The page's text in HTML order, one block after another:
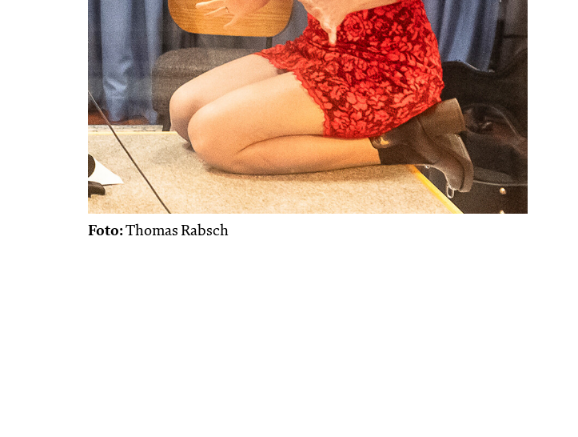
Foto:Thomas Rabsch